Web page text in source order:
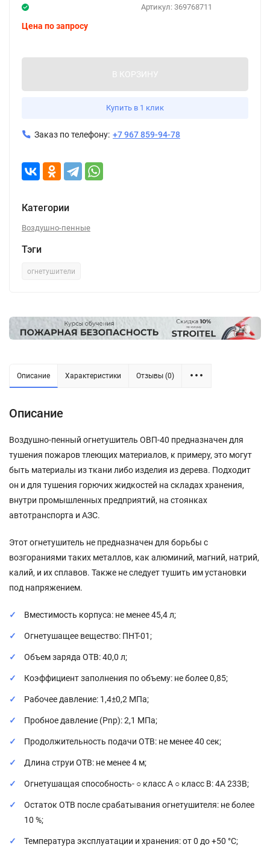
Артикул: 369768711
Цена по запросу
В КОРЗИНУ
Купить в 1 клик
Заказ по телефону: +7 967 859-94-78
Категории
Воздушно-пенные
Тэги
огнетушители
Описание Характеристики Отзывы (0)
Описание
Воздушно-пенный огнетушитель ОВП-40 предназначен для
тушения пожаров тлеющих материалов, к примеру, это могут
быть материалы из ткани либо изделия из дерева. Подходит
он и для тушения горючих жидкостей на складах хранения,
внутри промышленных предприятий, на стоянках
автотранспорта и АЗС.
Этот огнетушитель не предназначен для борьбы с
возгораниями таких металлов, как алюминий, магний, натрий,
калий, и их сплавов. Также не следует тушить им установки
под напряжением.
Вместимость корпуса: не менее 45,4 л;
Огнетушащее вещество: ПНТ-01;
Объем заряда ОТВ: 40,0 л;
Коэффициент заполнения по объему: не более 0,85;
Рабочее давление: 1,4±0,2 МПа;
Пробное давление (Pnp): 2,1 МПа;
Продолжительность подачи ОТВ: не менее 40 сек;
Длина струи ОТВ: не менее 4 м;
Огнетушащая способность- ○ класс А ○ класс В: 4А 233В;
Остаток ОТВ после срабатывания огнетушителя: не более
10 %;
Температура эксплуатации и хранения: от 0 до +50 °C;